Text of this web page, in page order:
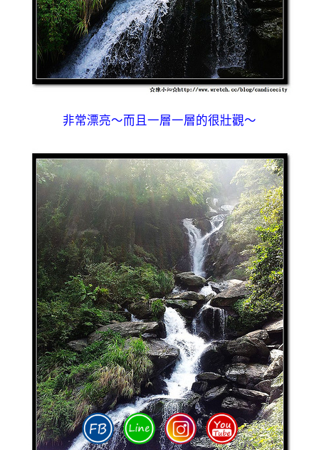
非常漂亮～而且一層一層的很壯觀～